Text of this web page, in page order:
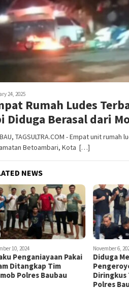
24, 2025
Rumah Ludes
Diduga Berasal dari
TAGSULTRA.COM - Empat unit
Betoambari, Kota […]
NEWS
10, 2024
Penganiayaan Pakai
Ditangkap Tim
Polres Baubau
November 6,
Diduga
Diringkus
Polres